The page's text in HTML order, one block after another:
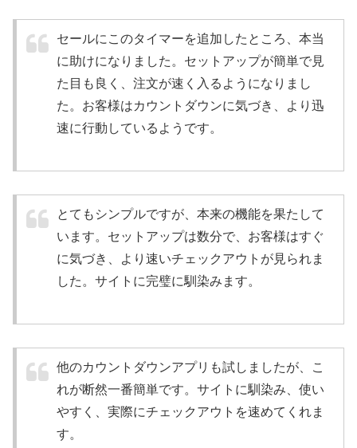
セールにこのタイマーを追加したところ、本当
に助けになりました。セットアップが簡単で見
た目も良く、注文が速く入るようになりまし
た。お客様はカウントダウンに気づき、より迅
速に行動しているようです。
とてもシンプルですが、本来の機能を果たして
います。セットアップは数分で、お客様はすぐ
に気づき、より速いチェックアウトが見られま
した。サイトに完璧に馴染みます。
他のカウントダウンアプリも試しましたが、こ
れが断然一番簡単です。サイトに馴染み、使い
やすく、実際にチェックアウトを速めてくれま
す。